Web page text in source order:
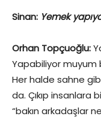
Sinan: Yemek
Orhan Topçuoğlu:
Yapabiliyor
Her halde sahne
da. Çıkıp insanlara
“bakın arkadaşlar